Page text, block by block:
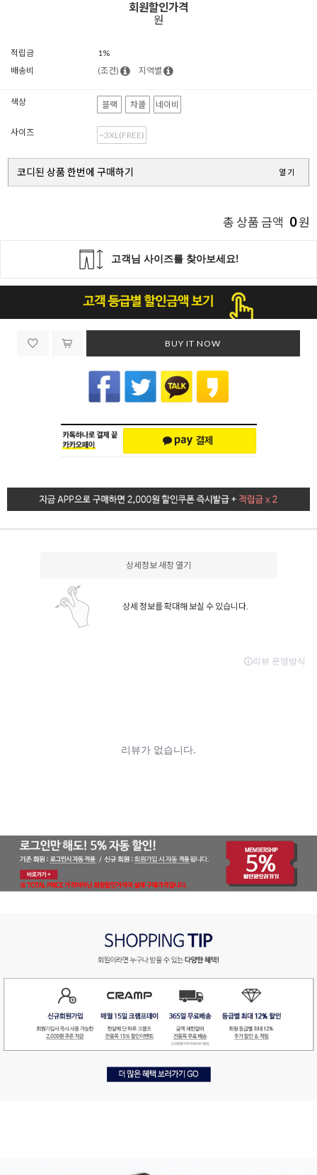
회원할인가격
원
적립금
1%
배송비
(조건) 지역별
색상 블랙 차콜 네이비
사이즈 ~3XL(FREE)
코디된 상품 한번에 구매하기 열기
총 상품 금액 0원
BUY IT NOW
상세정보 새창 열기
상세 정보를 확대해 보실 수 있습니다.